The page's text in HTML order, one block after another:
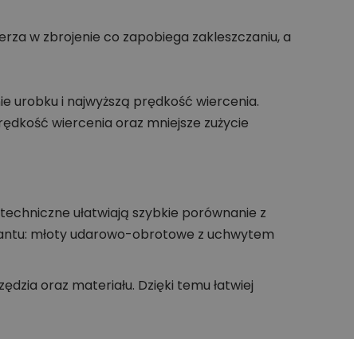
w zbrojenie co zapobiega zakleszczaniu, a
urobku i najwyższą prędkość wiercenia.
wiercenia oraz mniejsze zużycie
ułatwiają szybkie porównanie z
młoty udarowo-obrotowe z uchwytem
oraz materiału. Dzięki temu łatwiej